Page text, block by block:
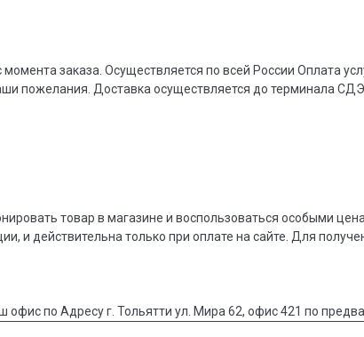
заказа. Осуществляется по всей России Оплата
пожелания. Доставка осуществляется до терминала
товар в магазине и воспользоваться особыми
и действительна только при оплате на сайте. Для
по Адресу г. Тольятти ул. Мира 62, офис 421 по